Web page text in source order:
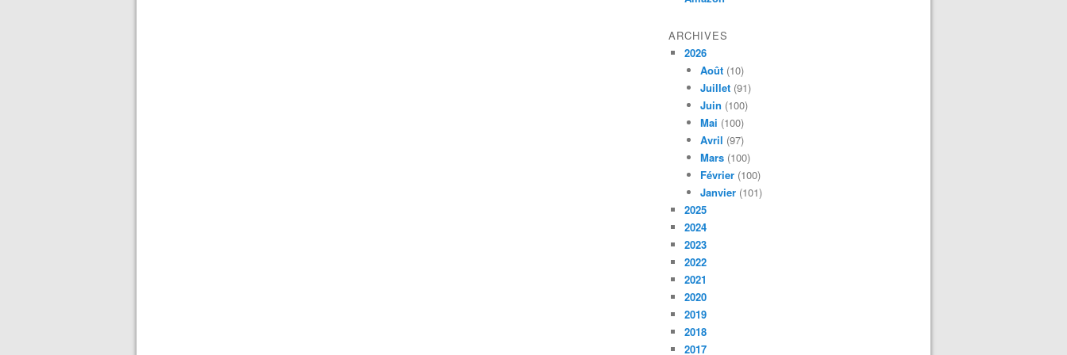
ARCHIVES
2026
Août (10)
Juillet (91)
Juin (100)
Mai (100)
Avril (97)
Mars (100)
Février (100)
Janvier (101)
2025
2024
2023
2022
2021
2020
2019
2018
2017